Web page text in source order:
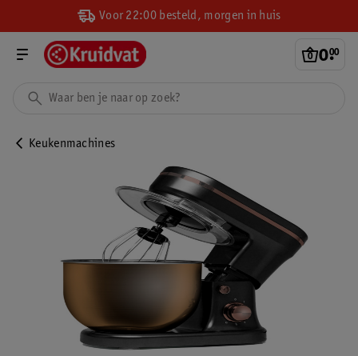
Voor 22:00 besteld, morgen in huis
0.
00
Keukenmachines